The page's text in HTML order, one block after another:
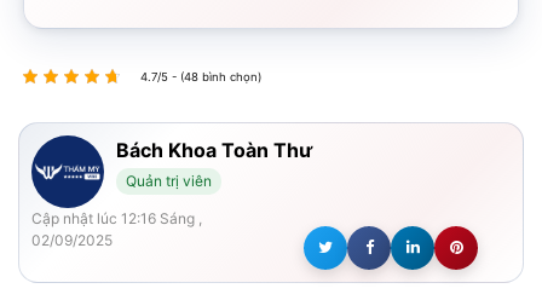
4.7/5 - (48 bình chọn)
Bách Khoa Toàn Thư
Quản trị viên
Cập nhật lúc 12:16 Sáng ,
02/09/2025